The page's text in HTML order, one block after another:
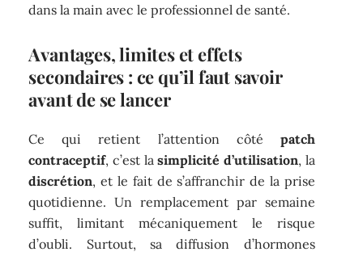
dans la main avec le professionnel de santé.
Avantages, limites et effets
secondaires : ce qu’il faut savoir
avant de se lancer
Ce qui retient l’attention côté patch
contraceptif, c’est lasimplicité d’utilisation, la
discrétion, et le fait de s’affranchir de la prise
quotidienne. Un remplacement par semaine
suffit, limitant mécaniquement le risque
d’oubli. Surtout, sa diffusion d’hormones